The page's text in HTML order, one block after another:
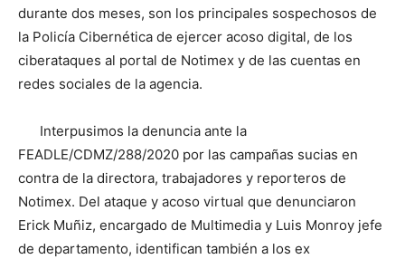
durante dos meses, son los principales sospechosos de
la Policía Cibernética de ejercer acoso digital, de los
ciberataques al portal de Notimex y de las cuentas en
redes sociales de la agencia.
Interpusimos la denuncia ante la
FEADLE/CDMZ/288/2020 por las campañas sucias en
contra de la directora, trabajadores y reporteros de
Notimex. Del ataque y acoso virtual que denunciaron
Erick Muñiz, encargado de Multimedia y Luis Monroy jefe
de departamento, identifican también a los ex